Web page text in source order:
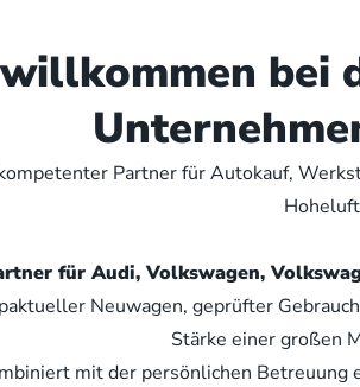
bei
Partner für Autokauf,
für Audi, Volkswagen,
Neuwagen, geprüfter
Stärke einer großen
mit der persönlichen Betreuung